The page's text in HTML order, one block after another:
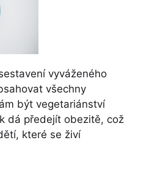
vyváženého
všechny
být vegetariánství
dá předejít obezitě, což
které se živí